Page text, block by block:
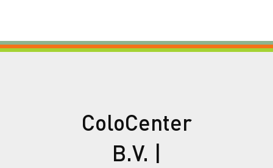
ColoCenter
B.V. |